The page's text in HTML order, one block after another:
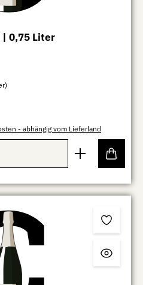
| 0,75 Liter
- abhängig vom Lieferland
gewünschten Wert ein